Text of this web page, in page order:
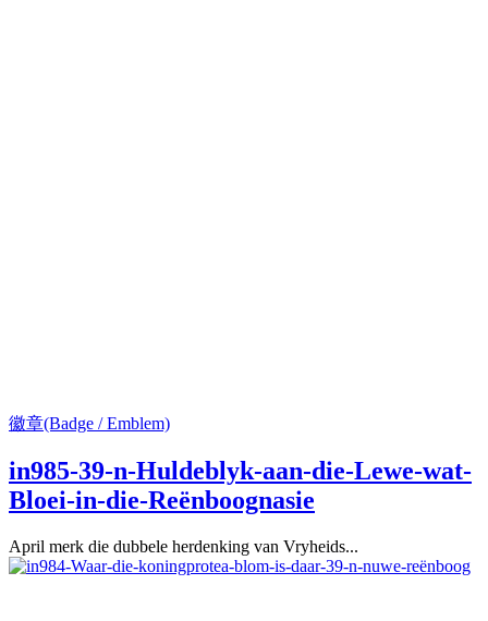
徽章(Badge / Emblem)
in985-39-n-Huldeblyk-aan-die-Lewe-wat-
Bloei-in-die-Reënboognasie
April merk die dubbele herdenking van Vryheids...